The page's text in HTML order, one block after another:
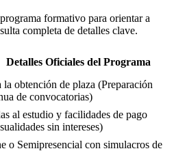
formativo para orientar a
completa de detalles clave.
Detalles Oficiales del Programa
la obtención de plaza (Preparación
de convocatorias)
al estudio y facilidades de pago
sin intereses)
o Semipresencial con simulacros de